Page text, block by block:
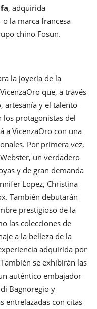
, adquirida
la marca francesa
chino Fosun.
la joyería de la
que, a través
artesanía y el talento
los protagonistas del
a VicenzaOro con una
Por primera vez,
un verdadero
y de gran demanda
Lopez, Christina
También debutarán
prestigioso de la
las colecciones de
a la belleza de la
adquirida por
se exhibirán las
auténtico embajador
Bagnoregio y
entrelazadas con citas